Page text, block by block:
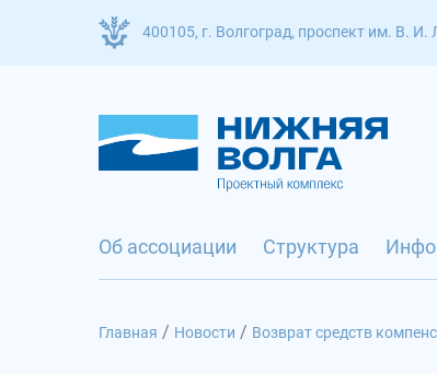
400105, г. Волгоград, проспект им. В. И.
Об ассоциации Структура
Главная / Новости / Возврат средств